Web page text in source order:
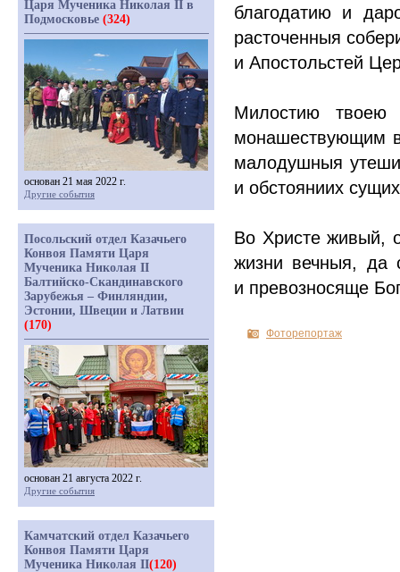
благодатию и
расточенныя
и Апостольстей
Милостию твоею
монашествующим в
малодушныя
и обстояниих
Во Христе живый,
жизни вечныя, да
и превозносяще
Фоторепортаж
Царя Мученика Николая II в
Подмосковье (324)
основан 21 мая 2022 г.
Другие события
Посольский отдел Казачьего
Конвоя Памяти Царя
Мученика Николая II
Балтийско-Скандинавского
Зарубежья – Финляндии,
Эстонии, Швеции и Латвии
(170)
основан 21 августа 2022 г.
Другие события
Камчатский отдел Казачьего
Конвоя Памяти Царя
Мученика Николая II(120)